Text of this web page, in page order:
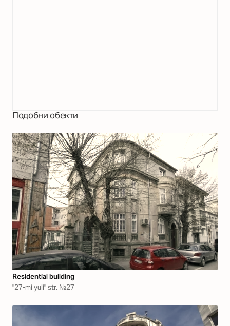
Подобни обекти
Residential building
"27-mi yuli" str. №27